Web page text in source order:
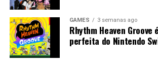
GAMES 3 semanas ago
Rhythm Heaven Groove
perfeita do Nintendo